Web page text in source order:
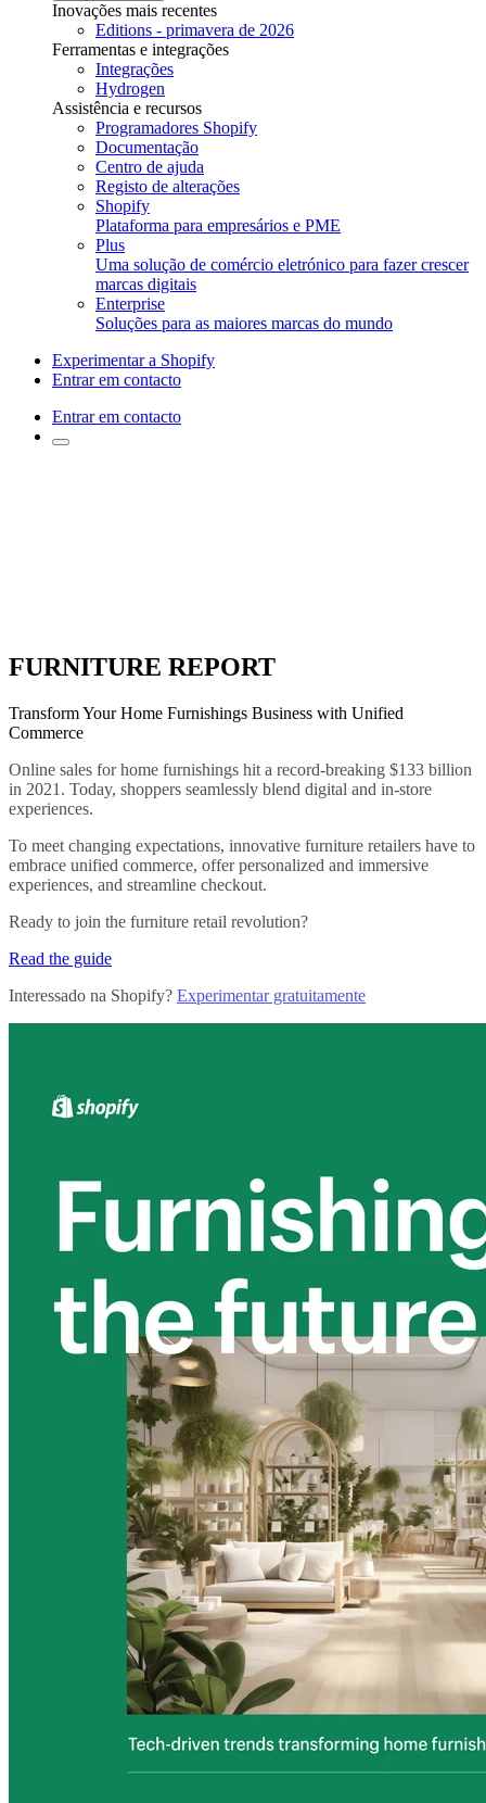
Inovações mais recentes
Editions - primavera de 2026
Ferramentas e integrações
Integrações
Hydrogen
Assistência e recursos
Programadores Shopify
Documentação
Centro de ajuda
Registo de alterações
Shopify
Plataforma para empresários e PME
Plus
Uma solução de comércio eletrónico para fazer crescer
marcas digitais
Enterprise
Soluções para as maiores marcas do mundo
Experimentar a Shopify
Entrar em contacto
Entrar em contacto
FURNITURE REPORT
Transform Your Home Furnishings Business with Unified
Commerce
Online sales for home furnishings hit a record-breaking $133 billion
in 2021. Today, shoppers seamlessly blend digital and in-store
experiences.
To meet changing expectations, innovative furniture retailers have to
embrace unified commerce, offer personalized and immersive
experiences, and streamline checkout.
Ready to join the furniture retail revolution?
Read the guide
Interessado na Shopify? Experimentar gratuitamente